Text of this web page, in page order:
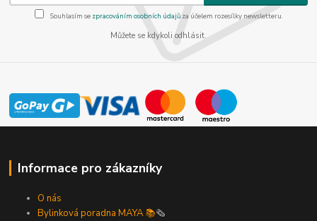
Souhlasím se zpracováním osobních údajůza účelem rozesílky newsletteru.
Můžete se kdykoli odhlásit.
Informace pro zákazníky
O nás
Bylinková poradna MAYA 📚🗞️